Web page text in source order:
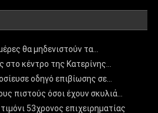
θα μηδενιστούν τα…
στο κέντρο της Κατερίνης…
οδηγό επιβίωσης σε…
πιστούς όσοι έχουν σκυλιά…
53χρονος επιχειρηματίας